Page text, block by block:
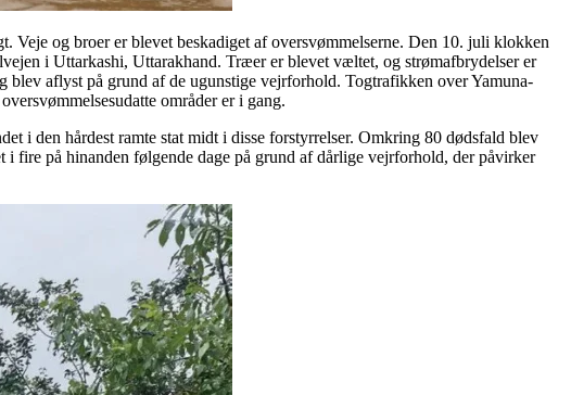
Veje og broer er blevet beskadiget af oversvømmelserne. Den 10. juli klokken
i Uttarkashi, Uttarakhand. Træer er blevet væltet, og strømafbrydelser er
aflyst på grund af de ugunstige vejrforhold. Togtrafikken over Yamuna-
områder er i gang.
i den hårdest ramte stat midt i disse forstyrrelser. Omkring 80 dødsfald blev
fire på hinanden følgende dage på grund af dårlige vejrforhold, der påvirker